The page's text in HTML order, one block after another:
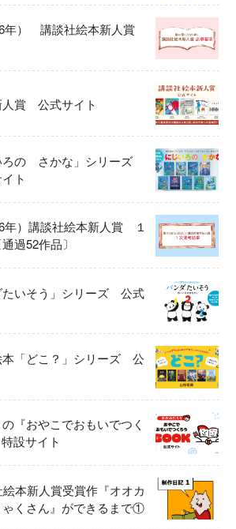
年） 講談社絵本新人賞
人賞 公式サイト
ろの さかな」シリーズ
ト
年）講談社絵本新人賞 １
過52作品〕
たいそう」シリーズ 公式
本「どこ？」シリーズ 公
『おやこでおもいでつく
設サイト
本新人賞受賞作『オオカ
ゃくさん』ができるまで①